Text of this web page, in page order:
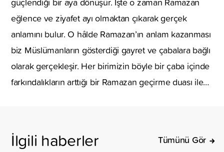
eğlence ve ziyafet ayı olmaktan çıkarak gerçek
anlamını bulur. O hâlde Ramazan’ın anlam kazanması
biz Müslümanların gösterdiği gayret ve çabalara bağlı
olarak gerçekleşir. Her birimizin böyle bir çaba içinde
farkındalıkların arttığı bir Ramazan geçirme duası ile…
İlgili haberler Tümünü Gör